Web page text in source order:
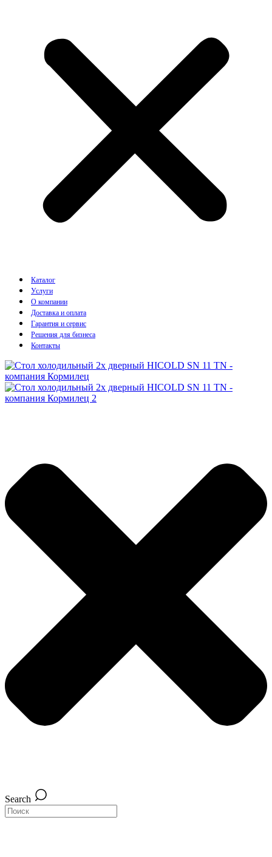
Каталог
Услуги
О компании
Доставка и оплата
Гарантия и сервис
Решения для бизнеса
Контакты
Search